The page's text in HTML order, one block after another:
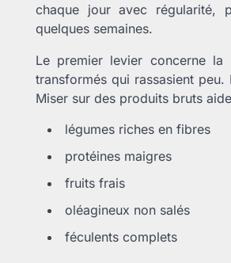
chaque jour avec régularité,
quelques semaines.
Le premier levier concerne la
transformés qui rassasient
Miser sur des produits bruts
légumes riches en fibres
protéines maigres
fruits frais
oléagineux non salés
féculents complets